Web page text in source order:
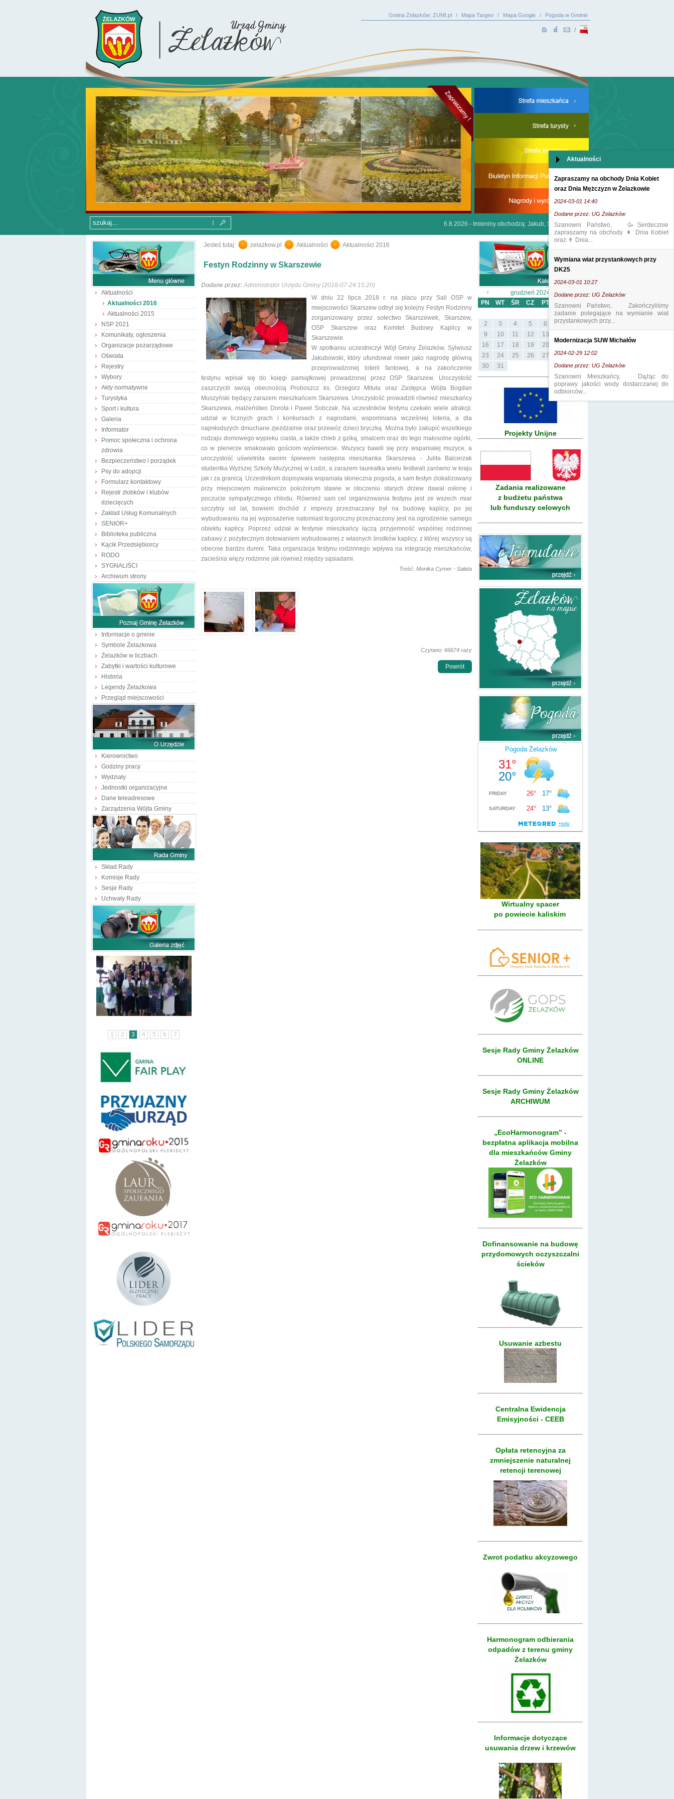
Gmina Żelazków: ZUMI.pl / Mapa Targeo / Mapa Google / Pogoda w Gminie
/
6.8.2026 - Imieniny obchodzą: Jakub, Sława i Sykstus
Aktualności
Aktualności 2016
Aktualności 2015
NSP 2021
Komunikaty, ogłoszenia
Organizacje pozarządowe
Oświata
Rejestry
Wybory
Akty normatywne
Turystyka
Sport i kultura
Galeria
Informator
Pomoc społeczna i ochrona
zdrowia
Bezpieczeństwo i porządek
Psy do adopcji
Formularz kontaktowy
Rejestr żłobków i klubów
dziecięcych
Zakład Usług Komunalnych
SENIOR+
Biblioteka publiczna
Kącik Przedsiębiorcy
RODO
SYGNALIŚCI
Archiwum strony
Informacje o gminie
Symbole Żelazkowa
Żelazków w liczbach
Zabytki i wartości kulturowe
Historia
Legendy Żelazkowa
Przegląd miejscowości
Kierownictwo
Godziny pracy
Wydziały
Jednostki organizacyjne
Dane teleadresowe
Zarządzenia Wójta Gminy
Skład Rady
Komisje Rady
Sesje Rady
Uchwały Rady
1 2 3 4 5 6 7
Jesteś tutaj: zelazkow.pl Aktualności Aktualności 2016
Festyn Rodzinny w Skarszewie
Dodane przez:Administrator Urzędu Gminy (2018-07-24 15:20)
W dniu 22 lipca 2018 r. na placu przy Sali OSP w
miejscowości Skarszew odbył się kolejny Festyn Rodzinny
zorganizowany przez sołectwo Skarszewek, Skarszew,
OSP Skarszew oraz Komitet Budowy Kaplicy w
Skarszewie.
W spotkaniu uczestniczył Wójt Gminy Żelazków, Sylwiusz
Jakubowski, który ufundował rower jako nagrodę główną
przeprowadzonej loterii fantowej, a na zakończenie
festynu wpisał się do księgi pamiątkowej prowadzonej przez OSP Skarszew. Uroczystość
zaszczycili swoją obecnością Proboszcz ks. Grzegorz Mituła oraz Zastępca Wójta Bogdan
Muszyński będący zarazem mieszkańcem Skarszewa. Uroczystość prowadzili również mieszkańcy
Skarszewa, małżeństwo Dorota i Paweł Sobczak. Na uczestników festynu czekało wiele atrakcji:
udział w licznych grach i konkursach z nagrodami, wspomniana wcześniej loteria, a dla
najmłodszych dmuchane zjeżdżalnie oraz przewóz dzieci bryczką. Można było zakupić wszelkiego
rodzaju domowego wypieku ciasta, a także chleb z gziką, smalcem oraz do tego małosolne ogórki,
co w plenerze smakowało gościom wyśmienicie. Wszyscy bawili się przy wspaniałej muzyce, a
uroczystość uświetniła swoim śpiewem następna mieszkanka Skarszewa - Julita Balcerzak
studentka Wyższej Szkoły Muzycznej w Łodzi, a zarazem laureatka wielu festiwali zarówno w kraju
jak i za granicą. Uczestnikom dopisywała wspaniała słoneczna pogoda, a sam festyn zlokalizowany
przy miejscowym malowniczo położonym stawie w otoczeniu starych drzew dawał osłonę i
poczucie sympatycznego chłodu. Również sam cel organizowania festynu jest ze wszech miar
szczytny od lat, bowiem dochód z imprezy przeznaczany był na budowę kaplicy, po jej
wybudowaniu na jej wyposażenie natomiast tegoroczny przeznaczony jest na ogrodzenie samego
obiektu kaplicy. Poprzez udział w festynie mieszkańcy łączą przyjemność wspólnej rodzinnej
zabawy z pożytecznym dotowaniem wybudowanej z własnych środków kaplicy, z której wszyscy są
obecnie bardzo dumni. Taka organizacja festynu rodzinnego wpływa na integrację mieszkańców,
zacieśnia więzy rodzinne jak również między sąsiadami.
Treść: Monika Cymer - Sałata
Czytano: 66674 razy
Powrót
grudzień 2024
PN
WT ŚR CZ PT SB
ND
1
2
3 4 5 6 7
8
9
10 11 12 13
16
17 18 19 20
23
24 25 26 27 28
29
30
31
Projekty Unijne
Zadania realizowane
z budżetu państwa
lub funduszy celowych
Wirtualny spacer
po powiecie kaliskim
Sesje Rady Gminy Żelazków
ONLINE
Sesje Rady Gminy Żelazków
ARCHIWUM
„EcoHarmonogram” -
bezpłatna aplikacja mobilna
dla mieszkańców Gminy
Żelazków
Dofinansowanie na budowę
przydomowych oczyszczalni
ścieków
Usuwanie azbestu
Centralna Ewidencja
Emisyjności - CEEB
Opłata retencyjna za
zmniejszenie naturalnej
retencji terenowej
Zwrot podatku akcyzowego
Harmonogram odbierania
odpadów z terenu gminy
Żelazków
Informacje dotyczące
usuwania drzew i krzewów
Aktualności
Zapraszamy na obchody Dnia Kobiet
oraz Dnia Mężczyzn w Żelazkowie
2024-03-01 14:40
Dodane przez: UG Żelazków
Szanowni Państwo, 🥳Serdecznie
zapraszamy na obchody 👩 Dnia Kobiet
oraz 👨 Dnia...
Wymiana wiat przystankowych przy
DK25
2024-03-01 10:27
Dodane przez: UG Żelazków
Szanowni Państwo, Zakończyliśmy
zadanie polegające na wymianie wiat
przystankowych przy...
Modernizacja SUW Michałów
2024-02-29 12:02
Dodane przez: UG Żelazków
Szanowni Mieszkańcy, Dążąc do
poprawy jakości wody dostarczanej do
odbiorców...